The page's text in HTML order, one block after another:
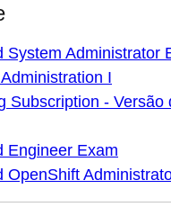
System Administrator
I
Subscription - Versão
Engineer Exam
OpenShift